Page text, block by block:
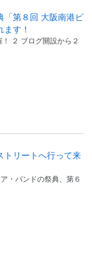
「第８回 大阪南港ビ
す！
２ ブログ開設から２
トリートへ行って来
・バンドの祭典、第６